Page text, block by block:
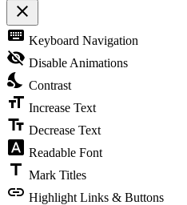
close
Toggle
the
visibility
of
Accessibility
Toolbar
keyboard Keyboard Navigation
visibility_off Disable Animations
nights_stay Contrast
format_size Increase Text
text_fields Decrease Text
font_download Readable Font
title Mark Titles
link Highlight Links & Buttons